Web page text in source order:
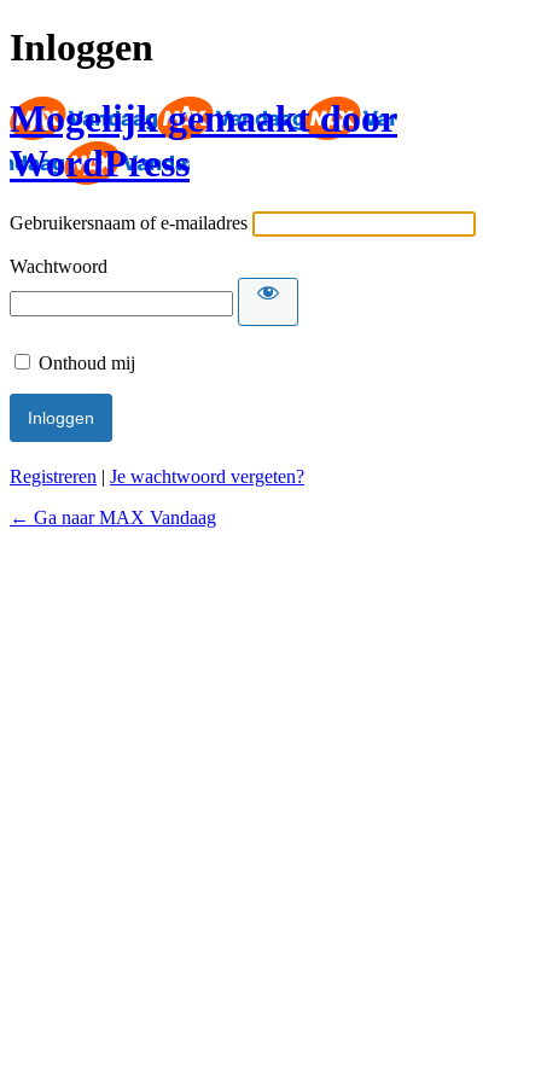
Inloggen
Mogelijk gemaakt door
WordPress
Gebruikersnaam of e-mailadres
Wachtwoord
Onthoud mij
Registreren | Je wachtwoord vergeten?
← Ga naar MAX Vandaag